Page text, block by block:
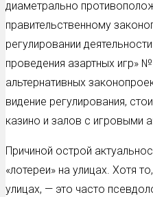
диаметрально
правительственному
регулировании
проведения азартных игр»
альтернативных
видение регулирования,
казино и залов с игровыми
Причиной острой
«лотереи» на улицах. Хотя
улицах, — это часто